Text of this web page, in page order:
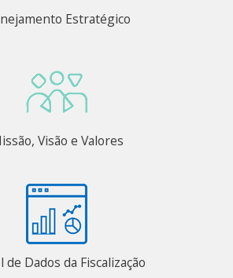
Estratégico
Visão e Valores
de Dados da Fiscalização